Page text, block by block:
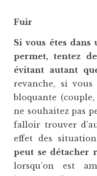
Fuir
Si vous êtes
permet, tentez
évitant autant
revanche, si
bloquante
ne souhaitez pas
falloir trouver
effet des
peut se détacher
lorsqu’on est